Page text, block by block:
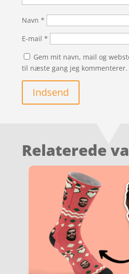
Navn *
E-mail *
Gem mit navn, mail og
til næste gang jeg kommenterer.
Indsend
Relaterede